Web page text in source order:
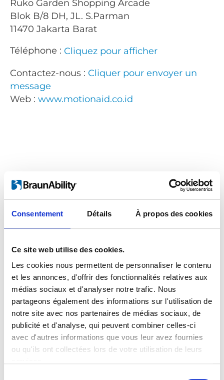
Consentement Détails À propos des cookies
Ce site web utilise des cookies.
Les cookies nous permettent de personnaliser le contenu
et les annonces, d'offrir des fonctionnalités relatives aux
médias sociaux et d'analyser notre trafic. Nous
partageons également des informations sur l'utilisation de
notre site avec nos partenaires de médias sociaux, de
publicité et d'analyse, qui peuvent combiner celles-ci
avec d'autres informations que vous leur avez fournies
ou qu'ils ont collectées lors de votre utilisation de leurs
Ruko Garden Shopping Arcade
Blok B/8 DH, JL. S.Parman
11470 Jakarta Barat
Téléphone : Cliquez pour afficher
Contactez-nous : Cliquer pour envoyer un
message
Web : www.motionaid.co.id
Produits vendus :
Assise dans le véhicule
Levage et arrimage
Plateformes pour fauteuils roulant
Planchers et Sièges
Systèmes d'attache et ceintures
Rampes